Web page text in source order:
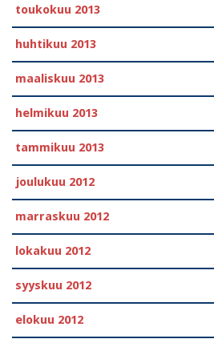
toukokuu 2013
huhtikuu 2013
maaliskuu 2013
helmikuu 2013
tammikuu 2013
joulukuu 2012
marraskuu 2012
lokakuu 2012
syyskuu 2012
elokuu 2012